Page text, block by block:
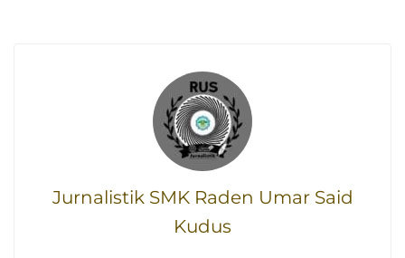
Jurnalistik SMK Raden Umar Said
Kudus